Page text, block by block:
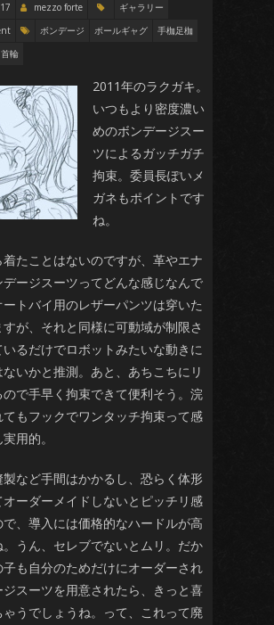
mezzo forte
ギャラリー
ボンデージ ボールギャグ
手枷足枷
首輪
2011年のラクガキ。
いつもより密度濃い
めのボンデージスー
ツによるガッチガチ
拘束。委員長ぽいメ
ガネもポイントです
ね。
たことはないのですが、革やエナ
デージスーツってどんな感じなんで
ートバイ用のレザーパンツは穿いた
が、それと同様に可動域が制限さ
るだけでロボットみたいな動きに
いかと推測。あと、あちこちにリ
ので手早く拘束できて便利そう。浣
てもフックでワンタッチ拘束って感
用的。
製など手間はかかるし、恐らく体形
オーダーメイドしないとピッチリ感
、導入には価格的なハードルが高
。うん、セレブでないとムリ。だか
子も自分のためだけにオーダーされ
ジスーツを用意されたら、きっと喜
ゃうでしょうね。って、これって廃